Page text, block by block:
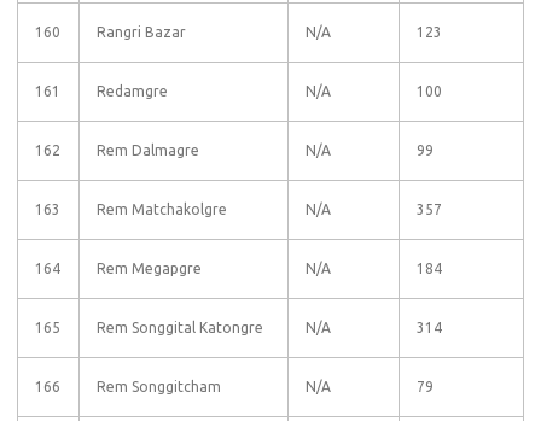
160 Rangri Bazar N/A 123
161 Redamgre N/A 100
162 Rem Dalmagre N/A 99
163 Rem Matchakolgre N/A 357
164 Rem Megapgre N/A 184
165 Rem Songgital Katongre N/A 314
166 Rem Songgitcham N/A 79